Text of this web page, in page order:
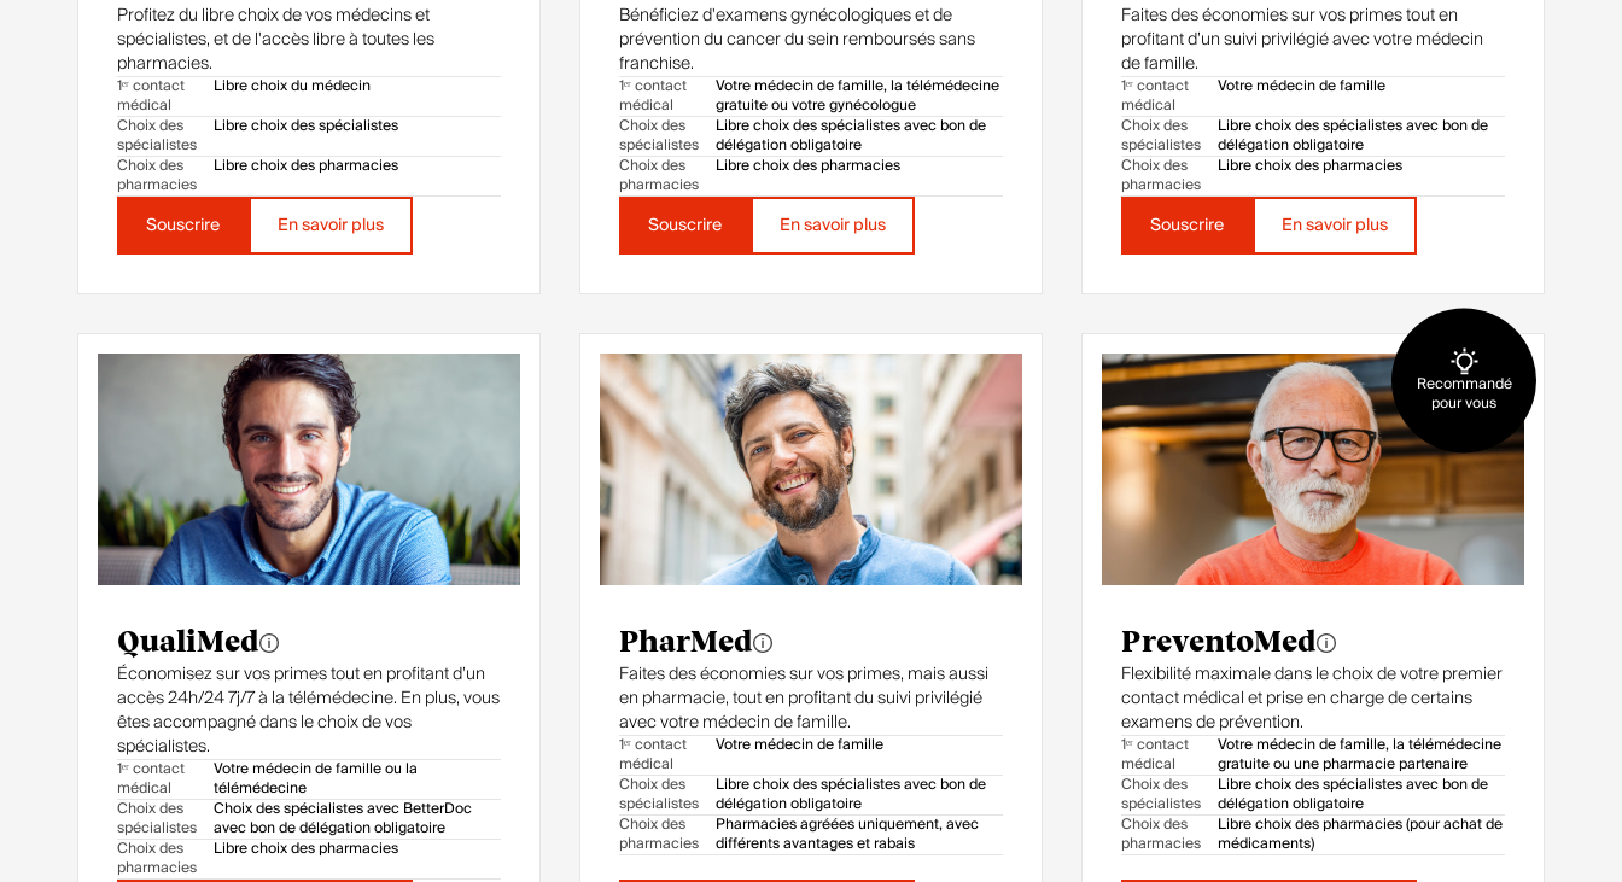
Profitez du libre choix de vos médecins et
spécialistes, et de l'accès libre à toutes les
pharmacies.
1ᵉʳ contact
médical
Libre choix du médecin
Choix des
spécialistes
Libre choix des spécialistes
Choix des
pharmacies
Libre choix des pharmacies
Souscrire En savoir plus
Bénéficiez d'examens gynécologiques et de
prévention du cancer du sein remboursés sans
franchise.
1ᵉʳ contact
médical
Votre médecin de famille, la télémédecine
gratuite ou votre gynécologue
Choix des
spécialistes
Libre choix des spécialistes avec bon de
délégation obligatoire
Choix des
pharmacies
Libre choix des pharmacies
Souscrire En savoir plus
Faites des économies sur vos primes tout en
profitant d’un suivi privilégié avec votre médecin
de famille.
1ᵉʳ contact
médical
Votre médecin de famille
Choix des
spécialistes
Libre choix des spécialistes avec bon de
délégation obligatoire
Choix des
pharmacies
Libre choix des pharmacies
Souscrire En savoir plus
QualiMed
Économisez sur vos primes tout en profitant d’un
accès 24h/24 7j/7 à la télémédecine. En plus, vous
êtes accompagné dans le choix de vos
spécialistes.
1ᵉʳ contact
médical
Votre médecin de famille ou la
télémédecine
Choix des
spécialistes
Choix des spécialistes avec BetterDoc
avec bon de délégation obligatoire
Choix des
pharmacies
Libre choix des pharmacies
PharMed
Faites des économies sur vos primes, mais aussi
en pharmacie, tout en profitant du suivi privilégié
avec votre médecin de famille.
1ᵉʳ contact
médical
Votre médecin de famille
Choix des
spécialistes
Libre choix des spécialistes avec bon de
délégation obligatoire
Choix des
pharmacies
Pharmacies agréées uniquement, avec
différents avantages et rabais
Recommandé
pour vous
PreventoMed
Flexibilité maximale dans le choix de votre premier
contact médical et prise en charge de certains
examens de prévention.
1ᵉʳ contact
médical
Votre médecin de famille, la télémédecine
gratuite ou une pharmacie partenaire
Choix des
spécialistes
Libre choix des spécialistes avec bon de
délégation obligatoire
Choix des
pharmacies
Libre choix des pharmacies (pour achat de
médicaments)